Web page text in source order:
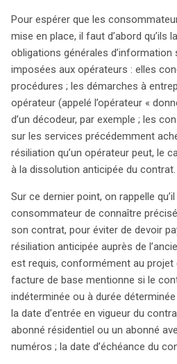
Pour espérer que les
mise en place, il faut d’abord qu’ils
obligations générales
imposées aux opérateurs : elles
procédures ; les démarches à
opérateur (appelé l’opérateur «
d’un décodeur, par exemple ; les
sur les services précédemment
résiliation qu’un opérateur peut, le
à la dissolution anticipée du contrat.
Sur ce dernier point, on rappelle
consommateur de connaître
son contrat, pour éviter de devoir
résiliation anticipée auprès de
est requis, conformément au projet
facture de base mentionne si le
indéterminée ou à durée
la date d’entrée en vigueur du
abonné résidentiel ou un abonné
numéros ; la date d’échéance du